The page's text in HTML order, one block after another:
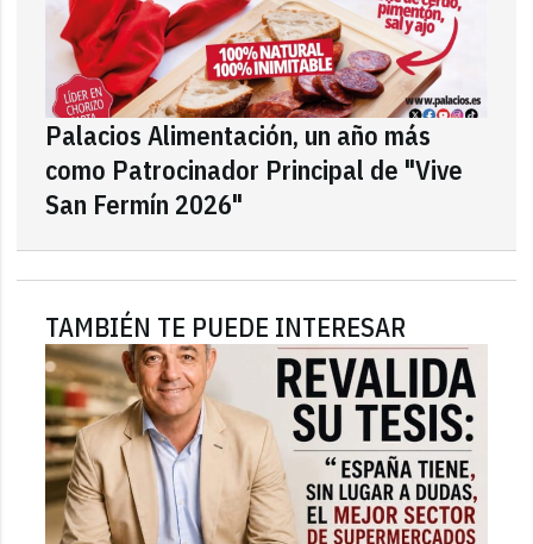
Palacios Alimentación, un año más
como Patrocinador Principal de "Vive
San Fermín 2026"
TAMBIÉN TE PUEDE INTERESAR